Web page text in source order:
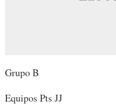
Grupo B
Equipos Pts JJ